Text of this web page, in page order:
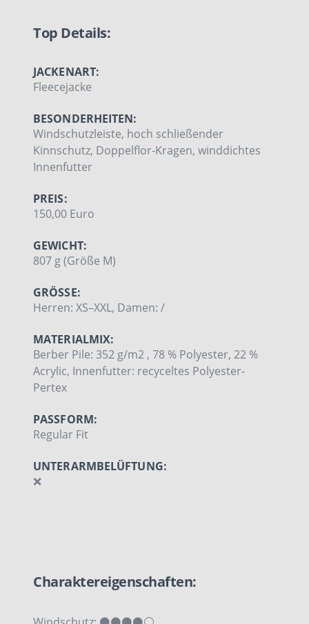
Top Details:
JACKENART:
Fleecejacke
BESONDERHEITEN:
Windschutzleiste, hoch schließender
Kinnschutz, Doppelflor-Kragen, winddichtes
Innenfutter
PREIS:
150,00 Euro
GEWICHT:
807 g (Größe M)
GRÖSSE:
Herren: XS–XXL, Damen: /
MATERIALMIX:
Berber Pile: 352 g/m2 , 78 % Polyester, 22 %
Acrylic, Innenfutter: recyceltes Polyester-
Pertex
PASSFORM:
Regular Fit
UNTERARMBELÜFTUNG:
❌
Charaktereigenschaften: